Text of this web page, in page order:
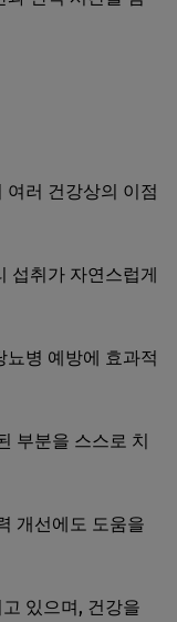
여러 건강상의 이점
섭취가 자연스럽게
뇨병 예방에 효과적
부분을 스스로 치
개선에도 도움을
있으며, 건강을